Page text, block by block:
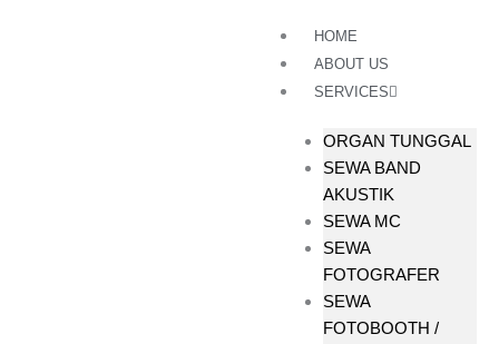
HOME
ABOUT US
SERVICES
ORGAN TUNGGAL
SEWA BAND
AKUSTIK
SEWA MC
SEWA
FOTOGRAFER
SEWA
FOTOBOOTH /